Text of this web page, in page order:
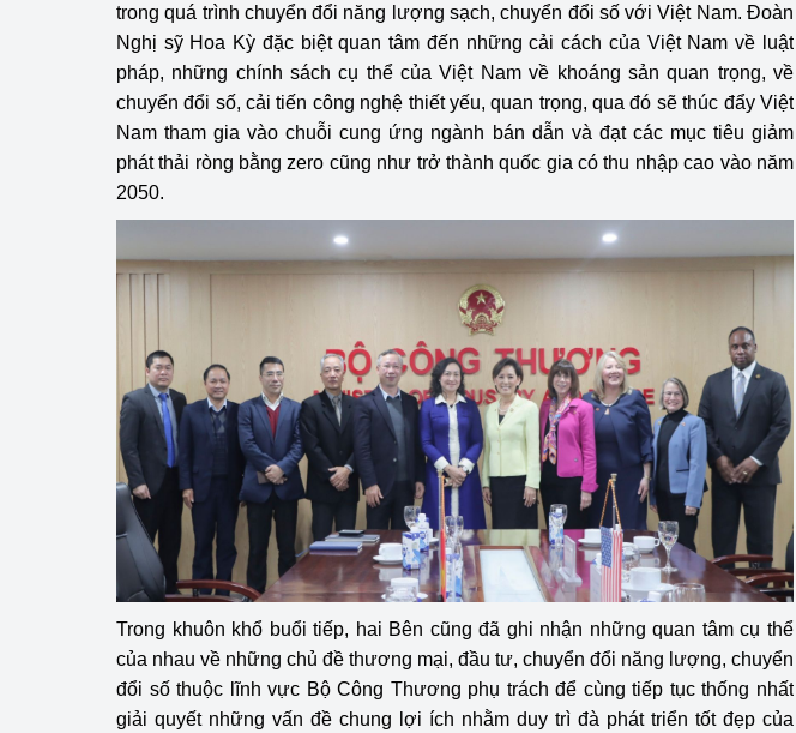
trong quá trình chuyển đổi năng lượng sạch, chuyển đổi số với Việt Nam. Đoàn
Nghị sỹ Hoa Kỳ đặc biệt quan tâm đến những cải cách của Việt Nam về luật
pháp, những chính sách cụ thể của Việt Nam về khoáng sản quan trọng, về
chuyển đổi số, cải tiến công nghệ thiết yếu, quan trọng, qua đó sẽ thúc đẩy Việt
Nam tham gia vào chuỗi cung ứng ngành bán dẫn và đạt các mục tiêu giảm
phát thải ròng bằng zero cũng như trở thành quốc gia có thu nhập cao vào năm
2050.
Trong khuôn khổ buổi tiếp, hai Bên cũng đã ghi nhận những quan tâm cụ thể
của nhau về những chủ đề thương mại, đầu tư, chuyển đổi năng lượng, chuyển
đổi số thuộc lĩnh vực Bộ Công Thương phụ trách để cùng tiếp tục thống nhất
giải quyết những vấn đề chung lợi ích nhằm duy trì đà phát triển tốt đẹp của